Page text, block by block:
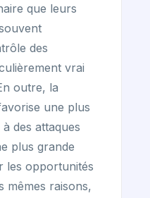
que leurs
des
vrai
outre, la
une plus
des attaques
plus grande
les opportunités
mêmes raisons,